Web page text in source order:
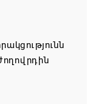
անվան տակ